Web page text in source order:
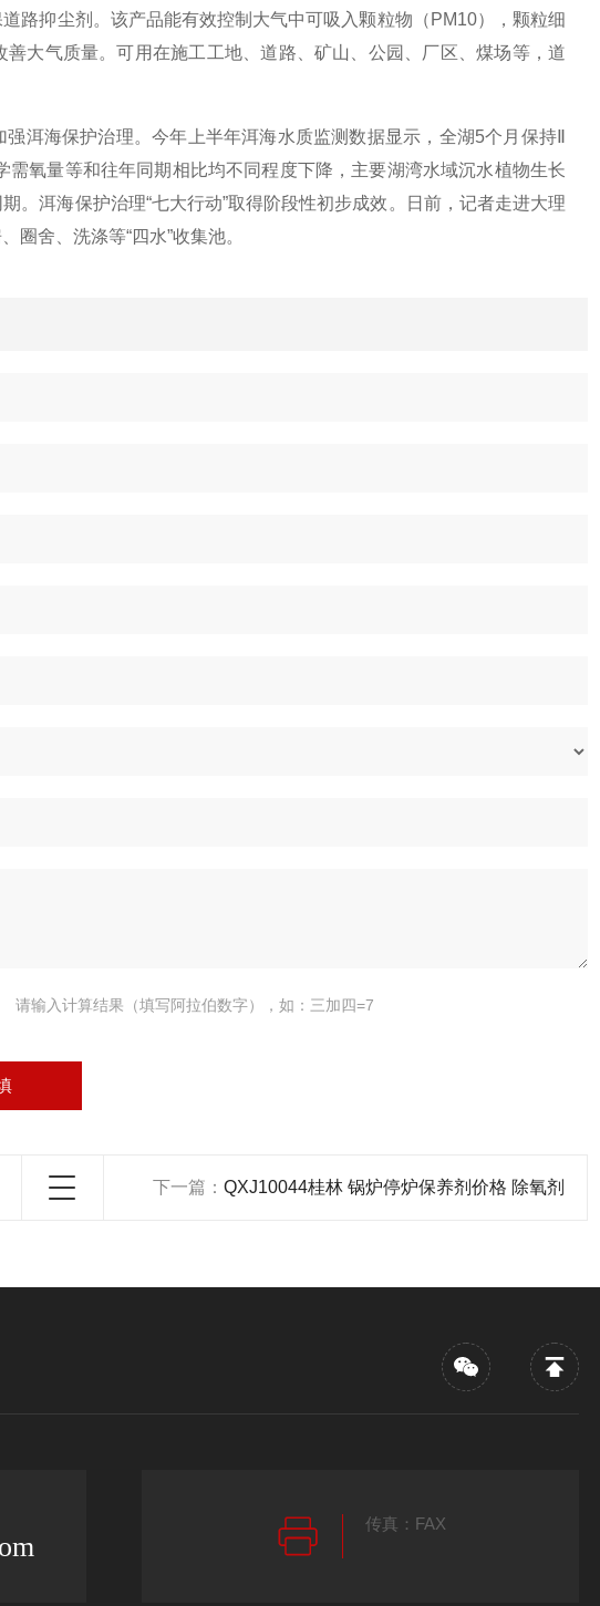
路抑尘剂。该产品能有效控制大气中可吸入颗粒物（PM10），颗粒细
大气质量。可用在施工工地、道路、矿山、公园、厂区、煤场等，道
洱海保护治理。今年上半年洱海水质监测数据显示，全湖5个月保持Ⅱ
氧量等和往年同期相比均不同程度下降，主要湖湾水域沉水植物生长
。洱海保护治理“七大行动”取得阶段性初步成效。日前，记者走进大理
舍、洗涤等“四水”收集池。
请输入计算结果（填写阿拉伯数字），如：三加四=7
下一篇： QXJ10044桂林 锅炉停炉保养剂价格 除氧剂
传真：FAX